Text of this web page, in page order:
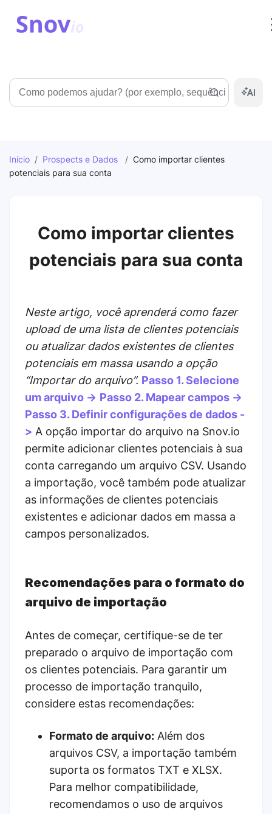
Pesquisar
Início / Prospects e Dados / Como importar clientes
potenciais para sua conta
Como importar clientes
potenciais para sua conta
Neste artigo, você aprenderá como fazer
upload de uma lista de clientes potenciais
ou atualizar dados existentes de clientes
potenciais em massa usando a opção
“Importar do arquivo”. Passo 1. Selecione
um arquivo -> Passo 2. Mapear campos ->
Passo 3. Definir configurações de dados -
> A opção importar do arquivo na Snov.io
permite adicionar clientes potenciais à sua
conta carregando um arquivo CSV. Usando
a importação, você também pode atualizar
as informações de clientes potenciais
existentes e adicionar dados em massa a
campos personalizados.
Recomendações para o formato do
arquivo de importação
Antes de começar, certifique-se de ter
preparado o arquivo de importação com
os clientes potenciais. Para garantir um
processo de importação tranquilo,
considere estas recomendações:
Formato de arquivo: Além dos
arquivos CSV, a importação também
suporta os formatos TXT e XLSX.
Para melhor compatibilidade,
recomendamos o uso de arquivos